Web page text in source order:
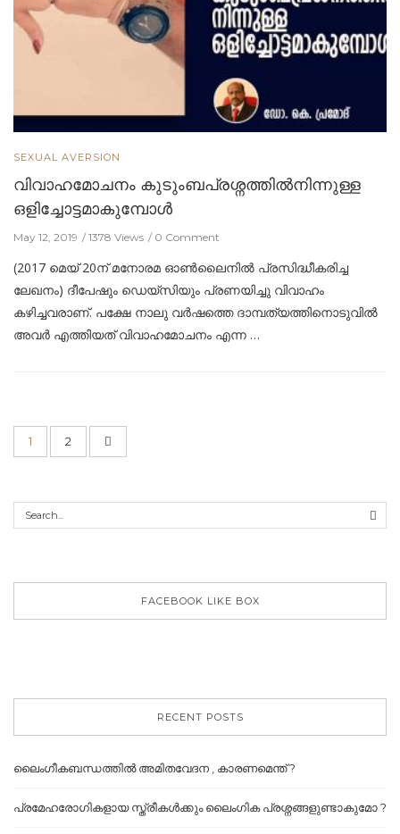
SEXUAL AVERSION
വിവാഹമോചനം കുടുംബപ്രശ്നത്തില്‍നിന്നുള്ള
ഒളിച്ചോട്ടമാകുമ്പോള്‍
May 12, 2019 1378 Views 0 Comment
(2017 മെയ് 20ന് മനോരമ ഓണ്‍ലൈനില്‍ പ്രസിദ്ധീകരിച്ച
ലേഖനം) ദീപേഷും ഡെയ്സിയും പ്രണയിച്ചു വിവാഹം
കഴിച്ചവരാണ്. പക്ഷേ നാലു വര്‍ഷത്തെ ദാമ്പത്യത്തിനൊടുവില്‍
അവര്‍ എത്തിയത് വിവാഹമോചനം എന്ന …
1 2
FACEBOOK LIKE BOX
RECENT POSTS
ലൈംഗീകബന്ധത്തില്‍ അമിതവേദന , കാരണമെന്ത് ?
പ്രമേഹരോഗികളായ സ്ത്രീകൾക്കും ലൈംഗിക പ്രശ്നങ്ങളുണ്ടാകുമോ ?